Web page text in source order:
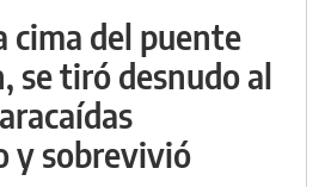
cima del puente
se tiró desnudo al
y sobrevivió